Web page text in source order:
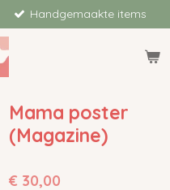
Handgemaakte items
Mama poster
(Magazine)
€ 30,00